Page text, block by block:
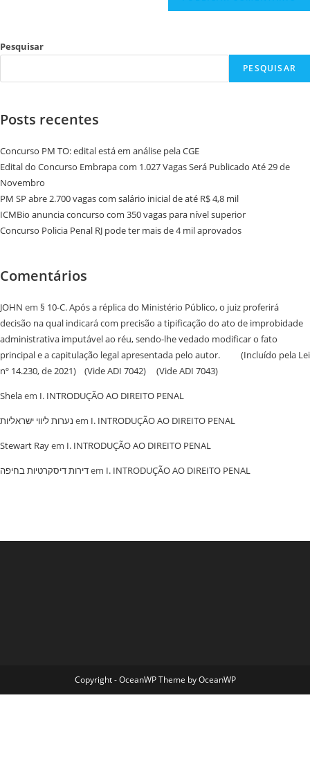
Pesquisar
PESQUISAR
Posts recentes
Concurso PM TO: edital está em análise pela CGE
Edital do Concurso Embrapa com 1.027 Vagas Será Publicado Até 29 de
Novembro
PM SP abre 2.700 vagas com salário inicial de até R$ 4,8 mil
ICMBio anuncia concurso com 350 vagas para nível superior
Concurso Policia Penal RJ pode ter mais de 4 mil aprovados
Comentários
JOHN em § 10-C. Após a réplica do Ministério Público, o juiz proferirá
decisão na qual indicará com precisão a tipificação do ato de improbidade
administrativa imputável ao réu, sendo-lhe vedado modificar o fato
principal e a capitulação legal apresentada pelo autor. (Incluído pela Lei
nº 14.230, de 2021) (Vide ADI 7042) (Vide ADI 7043)
Shelaem I. INTRODUÇÃO AO DIREITO PENAL
נערות ליווי ישראליות em I. INTRODUÇÃO AO DIREITO PENAL
Stewart Rayem I. INTRODUÇÃO AO DIREITO PENAL
‏דירות דיסקרטיות בחיפהem I. INTRODUÇÃO AO DIREITO PENAL
Copyright - OceanWP Theme by OceanWP